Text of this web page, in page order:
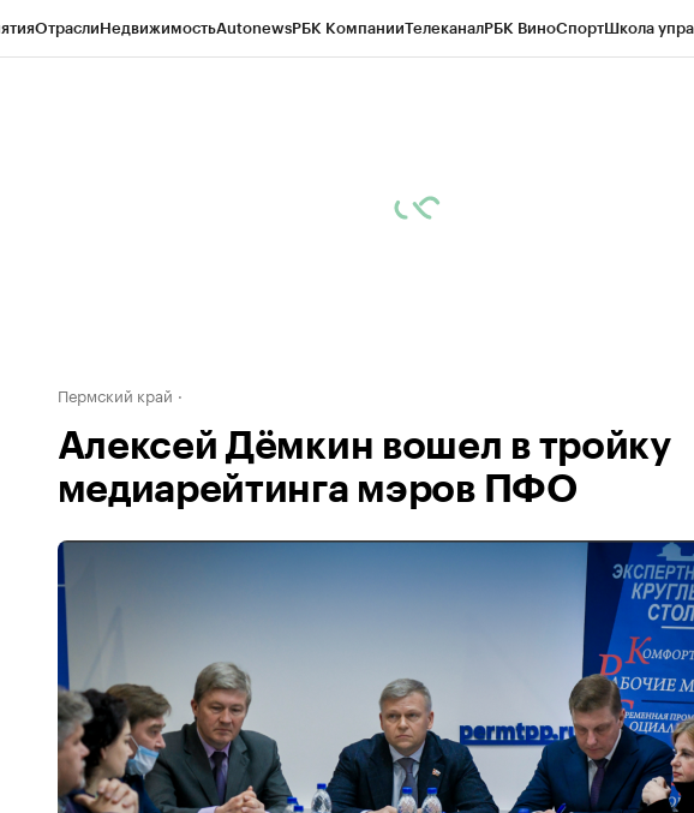
ОтраслиНедвижимостьAutonewsРБК КомпанииТелеканалРБК ВиноСпортШкола
Пермский край
Алексей Дёмкин вошел в тройку
медиарейтинга мэров ПФО